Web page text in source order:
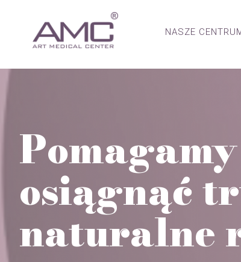
NASZE
osiągnąć
naturalne